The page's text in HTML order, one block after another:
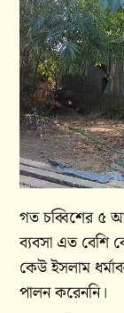
গত চব্বিশের ৫
ব্যবসা এত বেশি
কেউ ইসলাম
পালন করেননি।